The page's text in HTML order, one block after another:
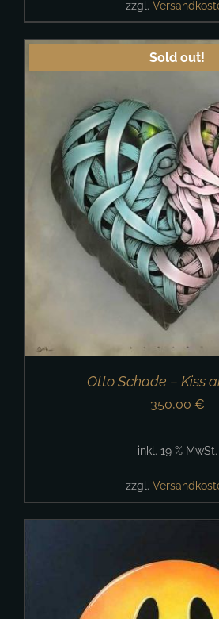
zzgl.
Sold out!
Otto Schade – Kiss
350,00 €
inkl. 19 % MwSt.
zzgl.